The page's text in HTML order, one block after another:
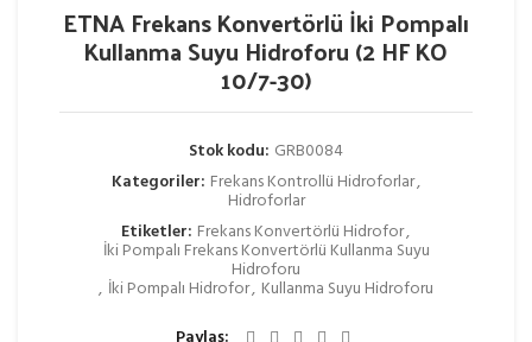
ETNA Frekans Konvertörlü İki Pompalı
Kullanma Suyu Hidroforu (2 HF KO
10/7-30)
Stok kodu: GRB0084
Kategoriler: Frekans Kontrollü Hidroforlar,
Hidroforlar
Etiketler: Frekans Konvertörlü Hidrofor,
İki Pompalı Frekans Konvertörlü Kullanma Suyu
Hidroforu
, İki Pompalı Hidrofor, Kullanma Suyu Hidroforu